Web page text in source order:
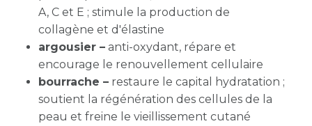
A, C et E ; stimule la production de
collagène et d'élastine
argousier – anti-oxydant, répare et
encourage le renouvellement cellulaire
bourrache – restaure le capital hydratation ;
soutient la régénération des cellules de la
peau et freine le vieillissement cutané